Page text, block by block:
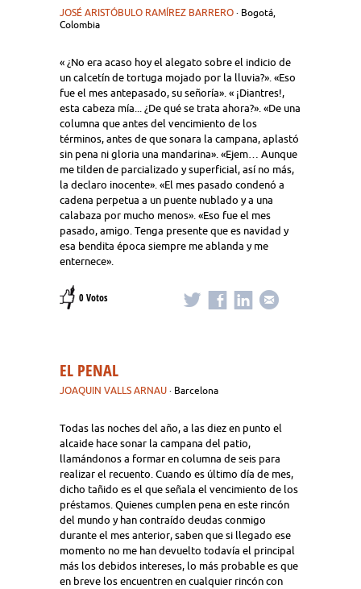
JOSÉ ARISTÓBULO RAMÍREZ BARRERO · Bogotá,
Colombia
« ¿No era acaso hoy el alegato sobre el indicio de
un calcetín de tortuga mojado por la lluvia?». «Eso
fue el mes antepasado, su señoría». « ¡Diantres!,
esta cabeza mía... ¿De qué se trata ahora?». «De una
columna que antes del vencimiento de los
términos, antes de que sonara la campana, aplastó
sin pena ni gloria una mandarina». «Ejem… Aunque
me tilden de parcializado y superficial, así no más,
la declaro inocente». «El mes pasado condenó a
cadena perpetua a un puente nublado y a una
calabaza por mucho menos». «Eso fue el mes
pasado, amigo. Tenga presente que es navidad y
esa bendita época siempre me ablanda y me
enternece».
0 Votos
EL PENAL
JOAQUIN VALLS ARNAU · Barcelona
Todas las noches del año, a las diez en punto el
alcaide hace sonar la campana del patio,
llamándonos a formar en columna de seis para
realizar el recuento. Cuando es último día de mes,
dicho tañido es el que señala el vencimiento de los
préstamos. Quienes cumplen pena en este rincón
del mundo y han contraído deudas conmigo
durante el mes anterior, saben que si llegado ese
momento no me han devuelto todavía el principal
más los debidos intereses, lo más probable es que
en breve los encuentren en cualquier rincón con